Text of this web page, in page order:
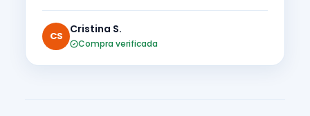
CS
Cristina S.
Compra verificada